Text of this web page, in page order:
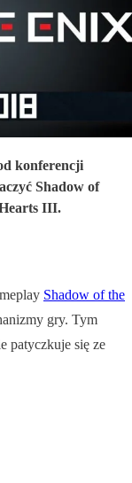
konferencji
Shadow of
III.
Shadow of the
gry. Tym
patyczkuje się ze